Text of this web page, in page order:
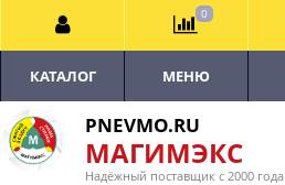
PNEVMO.RU
МАГИМЭКС
Надёжный поставщик с 2000 года
КАТАЛОГ МЕНЮ
0